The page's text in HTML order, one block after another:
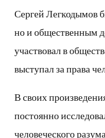
Сергей Легкодымов
но и общественным
участвовал в
выступал за права
В своих
постоянно
человеческого